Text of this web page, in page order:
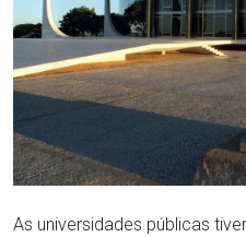
As universidades públicas